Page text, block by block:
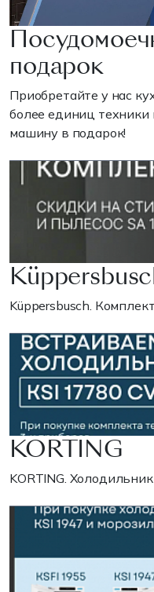
подарок
Приобретайте у нас
более единиц
машину в подарок!
Küppersbusch.
KORTING
KORTING.